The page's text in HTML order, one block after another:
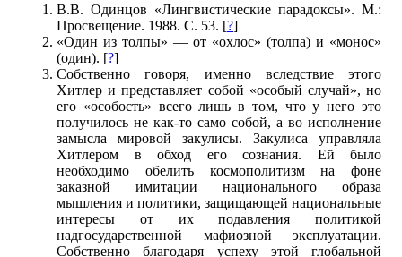
В.В. Одинцов «Лингвистические парадоксы». М.:
Просвещение. 1988. С. 53. [?]
«Один из толпы» — от «охлос» (толпа) и «монос»
(один). [?]
Собственно говоря, именно вследствие этого
Хитлер и представляет собой «особый случай», но
его «особость» всего лишь в том, что у него это
получилось не как-то само собой, а во исполнение
замысла мировой закулисы. Закулиса управляла
Хитлером в обход его сознания. Ей было
необходимо обелить космополитизм на фоне
заказной имитации национального образа
мышления и политики, защищающей национальные
интересы от их подавления политикой
надгосударственной мафиозной эксплуатации.
Собственно благодаря успеху этой глобальной